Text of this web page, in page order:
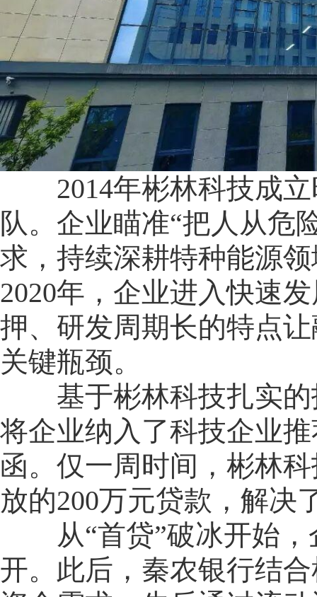
2014年彬林科技成立
队。企业瞄准“把人从危
求，持续深耕特种能源
2020年，企业进入快速
押、研发周期长的特点
关键瓶颈。
基于彬林科技扎实的
将企业纳入了科技企业
函。仅一周时间，彬林
放的200万元贷款，解决
从“首贷”破冰开始，
开。此后，秦农银行结